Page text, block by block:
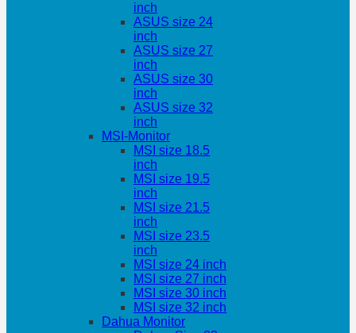
inch
ASUS size 24
inch
ASUS size 27
inch
ASUS size 30
inch
ASUS size 32
inch
MSI-Monitor
MSI size 18.5
inch
MSI size 19.5
inch
MSI size 21.5
inch
MSI size 23.5
inch
MSI size 24 inch
MSI size 27 inch
MSI size 30 inch
MSI size 32 inch
Dahua Monitor